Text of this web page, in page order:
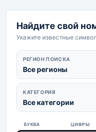
Найдите свой
Укажите известные
РЕГИОН ПОИСКА
Все регионы
КАТЕГОРИЯ
Все категории
БУКВА ЦИФРЫ